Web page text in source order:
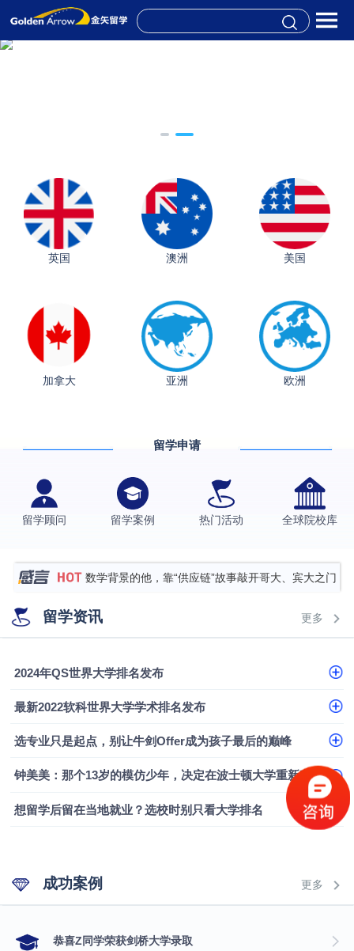
英国 澳洲 美国
加拿大 亚洲 欧洲
留学申请
留学顾问 留学案例 热门活动 全球院校库
伯明翰大学数字媒体与创意产业硕士录取案例
西南财经大学投资学背景，成功斩获英国名校多份
硕士录取
数学背景的他，靠“供应链”故事敲开哥大、宾大之门
专科逆袭伦敦大学学院UCL录取案例解析
香港浸会大学伦理与公共事务硕士录取
留学资讯 更多
2024年QS世界大学排名发布
最新2022软科世界大学学术排名发布
选专业只是起点，别让牛剑Offer成为孩子最后的巅峰
钟美美：那个13岁的模仿少年，决定在波士顿大学重新定义自己
想留学后留在当地就业？选校时别只看大学排名
成功案例 更多
​恭喜Z同学荣获剑桥大学录取